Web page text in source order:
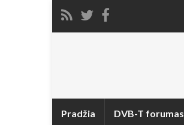
Pradžia DVB-T forumas